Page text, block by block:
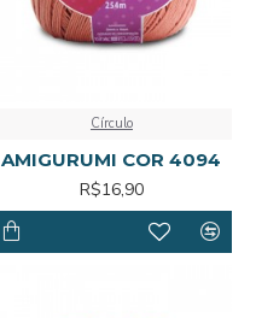
Círculo
AMIGURUMI COR 4094
R$16,90